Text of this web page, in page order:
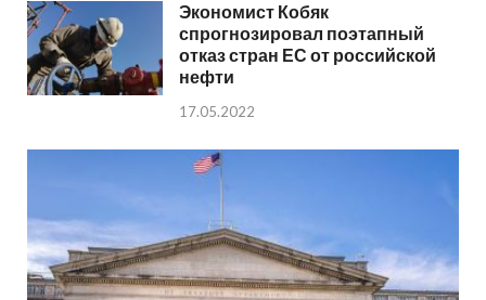
Экономист Кобяк
спрогнозировал поэтапный
отказ стран ЕС от российской
нефти
17.05.2022